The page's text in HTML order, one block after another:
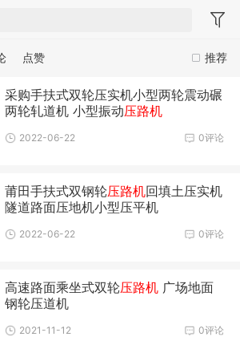
推荐
点赞
采购手扶式双轮压实机小型两轮震动碾
两轮轧道机 小型振动压路机
0评论
2022-06-22
莆田手扶式双钢轮压路机回填土压实机
隧道路面压地机小型压平机
0评论
2022-06-22
高速路面乘坐式双轮压路机 广场地面
钢轮压道机
0评论
2021-11-12